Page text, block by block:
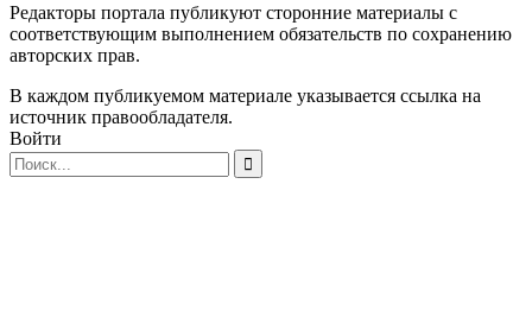
Редакторы портала публикуют сторонние материалы с
соответствующим выполнением обязательств по сохранению
авторских прав.
В каждом публикуемом материале указывается ссылка на
источник правообладателя.
Войти